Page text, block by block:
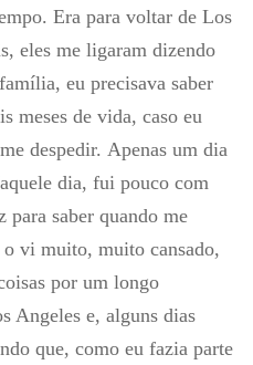
Era para voltar de Los
eles me ligaram dizendo
eu precisava saber
meses de vida, caso eu
despedir. Apenas um dia
dia, fui pouco com
para saber quando me
o vi muito, muito cansado,
por um longo
Angeles e, alguns dias
que, como eu fazia parte